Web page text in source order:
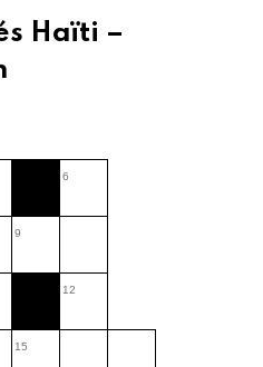
Haïti –
6
9
12
15